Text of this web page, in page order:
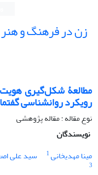
زن در فرهنگ و هنر
مطالعۀ شکل‌گیری
رویکرد روانشناسی
نوع مقاله : مقاله پژوهشی
نویسندگان
مینا مهدیخانی1 سید علی
3